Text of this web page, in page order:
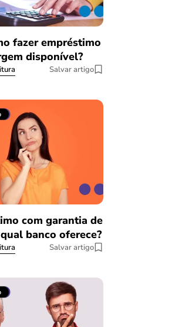
fazer empréstimo
disponível?
Salvar artigo
com garantia de
banco oferece?
Salvar artigo